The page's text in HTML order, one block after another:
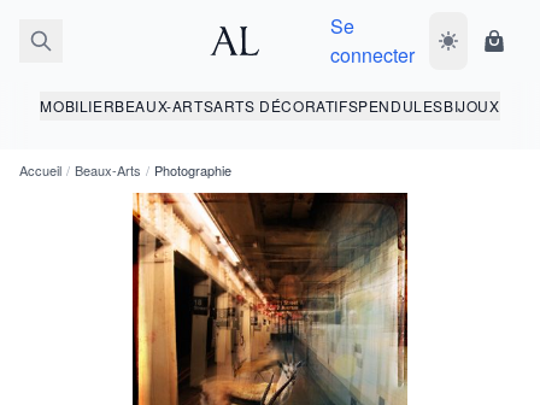
Se
connecter
Basculer le
MOBILIERBEAUX-ARTSARTS DÉCORATIFSPENDULESBIJOUX
Accueil / Beaux-Arts / Photographie